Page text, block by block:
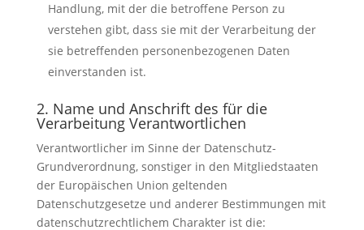
Handlung, mit der die betroffene Person zu
verstehen gibt, dass sie mit der Verarbeitung der
sie betreffenden personenbezogenen Daten
einverstanden ist.
2. Name und Anschrift des für die
Verarbeitung Verantwortlichen
Verantwortlicher im Sinne der Datenschutz-
Grundverordnung, sonstiger in den Mitgliedstaaten
der Europäischen Union geltenden
Datenschutzgesetze und anderer Bestimmungen mit
datenschutzrechtlichem Charakter ist die: